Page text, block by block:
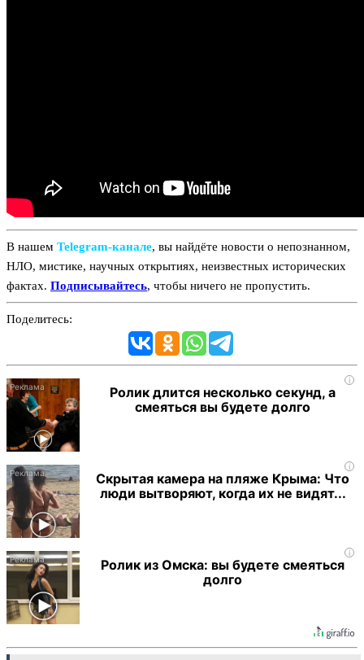
В нашем Telegram‑канале, вы найдёте новости о непознанном,
НЛО, мистике, научных открытиях, неизвестных исторических
фактах. Подписывайтесь, чтобы ничего не пропустить.
Поделитесь:
i
Ролик длится несколько секунд, а
смеяться вы будете долго
i
Скрытая камера на пляже Крыма: Что
люди вытворяют, когда их не видят...
i
Ролик из Омска: вы будете смеяться
долго